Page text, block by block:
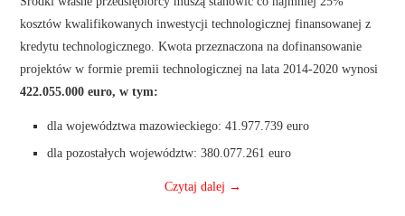
kosztów kwalifikowanych inwestycji technologicznej finansowanej z
kredytu technologicznego. Kwota przeznaczona na dofinansowanie
projektów w formie premii technologicznej na lata 2014-2020 wynosi
422.055.000 euro, w tym:
dla województwa mazowieckiego: 41.977.739 euro
dla pozostałych województw: 380.077.261 euro
Czytaj dalej →